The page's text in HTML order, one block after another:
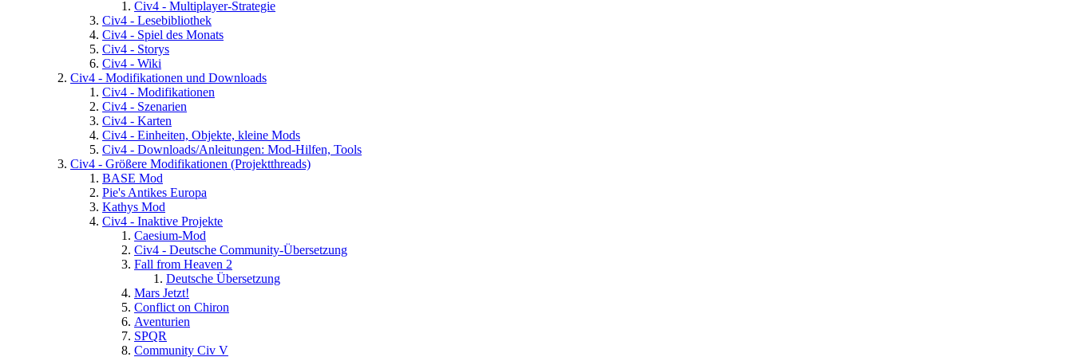
Civ4 - Multiplayer-Strategie
Civ4 - Lesebibliothek
Civ4 - Spiel des Monats
Civ4 - Storys
Civ4 - Wiki
Civ4 - Modifikationen und Downloads
Civ4 - Modifikationen
Civ4 - Szenarien
Civ4 - Karten
Civ4 - Einheiten, Objekte, kleine Mods
Civ4 - Downloads/Anleitungen: Mod-Hilfen, Tools
Civ4 - Größere Modifikationen (Projektthreads)
BASE Mod
Pie's Antikes Europa
Kathys Mod
Civ4 - Inaktive Projekte
Caesium-Mod
Civ4 - Deutsche Community-Übersetzung
Fall from Heaven 2
Deutsche Übersetzung
Mars Jetzt!
Conflict on Chiron
Aventurien
SPQR
Community Civ V